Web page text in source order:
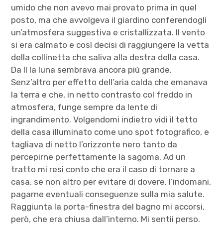
umido che non avevo mai provato prima in quel
posto, ma che avvolgeva il giardino conferendogli
un’atmosfera suggestiva e cristallizzata. Il vento
si era calmato e così decisi di raggiungere la vetta
della collinetta che saliva alla destra della casa.
Da lì la luna sembrava ancora più grande.
Senz’altro per effetto dell’aria calda che emanava
la terra e che, in netto contrasto col freddo in
atmosfera, funge sempre da lente di
ingrandimento. Volgendomi indietro vidi il tetto
della casa illuminato come uno spot fotografico, e
tagliava di netto l’orizzonte nero tanto da
percepirne perfettamente la sagoma. Ad un
tratto mi resi conto che era il caso di tornare a
casa, se non altro per evitare di dovere, l’indomani,
pagarne eventuali conseguenze sulla mia salute.
Raggiunta la porta-finestra del bagno mi accorsi,
però, che era chiusa dall’interno. Mi sentii perso.